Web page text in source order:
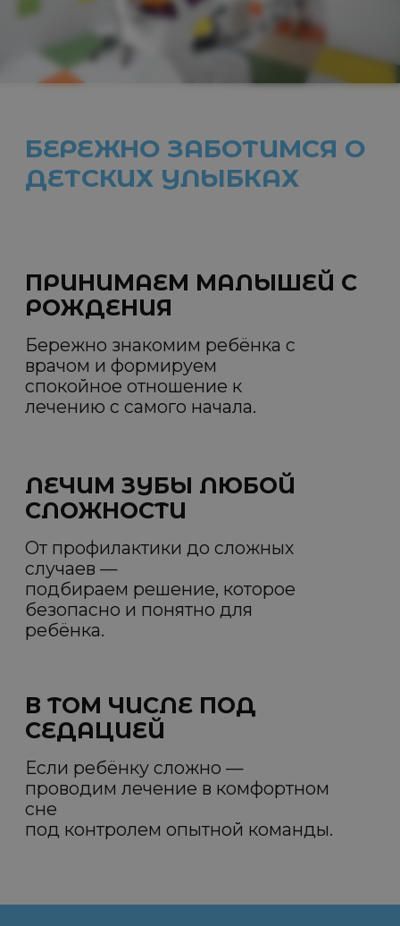
Если ребёнку сложно —
В ТОМ ЧИСЛЕ ПОД
СЕДАЦИЕЙ
Мы превращаем визит к стоматологу в
спокойный и понятный опыт. Ребёнок
чувствует себя уверенно — а родители
спокойно.
После приёма — небольшой
подарок, который закрепляет
"ЧТОБЫ РЕБЁНОК
ХОТЕЛ ВЕРНУТЬСЯ"
ДОВЕРЯЮТ ДЕТИ И
РОДИТЕЛИ
врачи, которые найдут